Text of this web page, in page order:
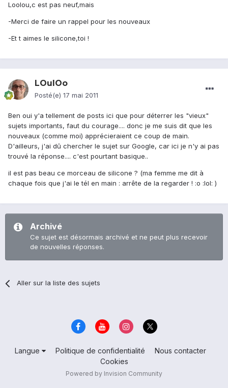
Loolou,c est pas neuf,mais
-Merci de faire un rappel pour les nouveaux
-Et t aimes le silicone,toi !
LOulOo
Posté(e) 17 mai 2011
Ben oui y'a tellement de posts ici que pour déterrer les "vieux"
sujets importants, faut du courage.... donc je me suis dit que les
nouveaux (comme moi) apprécieraient ce coup de main.
D'ailleurs, j'ai dû chercher le sujet sur Google, car ici je n'y ai pas
trouvé la réponse.... c'est pourtant basique..
il est pas beau ce morceau de silicone ? (ma femme me dit à
chaque fois que j'ai le tél en main : arrête de la regarder ! :o :lol: )
Archivé
Ce sujet est désormais archivé et ne peut plus recevoir
de nouvelles réponses.
Aller sur la liste des sujets
Langue Politique de confidentialité
Nous contacter
Cookies
Powered by Invision Community